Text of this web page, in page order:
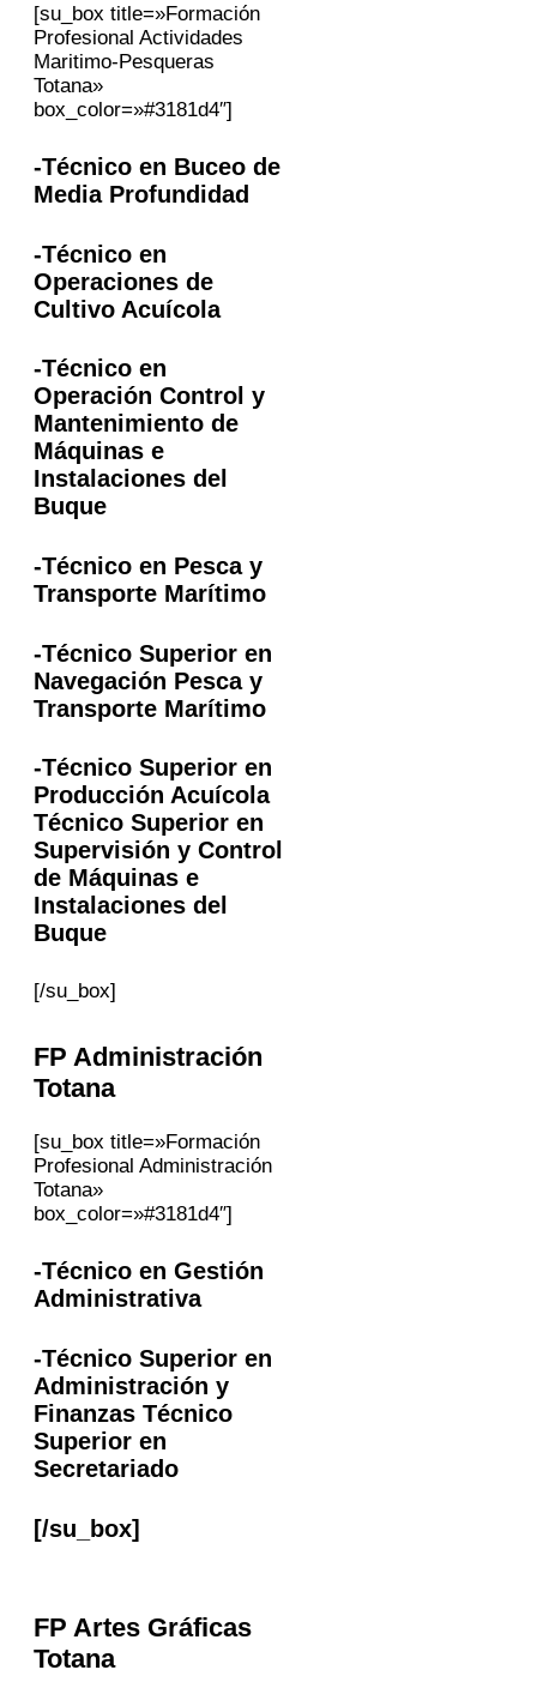
[su_box title=»Formación
Profesional Actividades
Maritimo-Pesqueras
Totana»
box_color=»#3181d4″]
-Técnico en Buceo de
Media Profundidad
-Técnico en
Operaciones de
Cultivo Acuícola
-Técnico en
Operación Control y
Mantenimiento de
Máquinas e
Instalaciones del
Buque
-Técnico en Pesca y
Transporte Marítimo
-Técnico Superior en
Navegación Pesca y
Transporte Marítimo
-Técnico Superior en
Producción Acuícola
Técnico Superior en
Supervisión y Control
de Máquinas e
Instalaciones del
Buque
[/su_box]
FP Administración
Totana
[su_box title=»Formación
Profesional Administración
Totana»
box_color=»#3181d4″]
-Técnico en Gestión
Administrativa
-Técnico Superior en
Administración y
Finanzas Técnico
Superior en
Secretariado
[/su_box]
FP Artes Gráficas
Totana